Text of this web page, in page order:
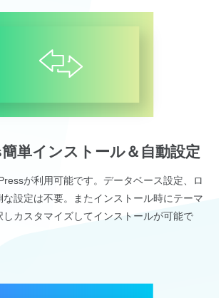
単インストール＆自動設定
が利用可能です。データベース設定、ロ
な設定は不要。またインストール時にテーマ
カスタマイズしてインストールが可能で